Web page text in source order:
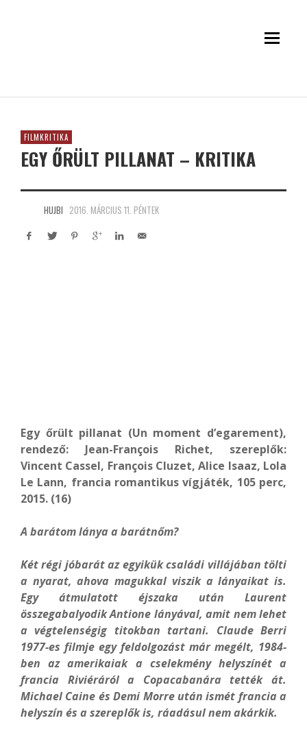
FILMKRITIKA
EGY ŐRÜLT PILLANAT – KRITIKA
HUJBI 2016. MÁRCIUS 11. PÉNTEK
Egy őrült pillanat (Un moment d’egarement),
rendező: Jean-François
Richet, szereplők:
Vincent Cassel, François Cluzet, Alice Isaaz, Lola
Le Lann, francia romantikus vígjáték, 105 perc,
2015. (16)
A barátom lánya a barátnőm?
Két régi jóbarát az egyikük családi villájában tölti
a nyarat, ahova magukkal viszik a lányaikat is.
Egy átmulatott éjszaka után Laurent
összegabalyodik Antione lányával, amit nem lehet
a végtelenségig titokban tartani. Claude Berri
1977-es filmje egy feldolgozást már megélt, 1984-
ben az amerikaiak a cselekmény helyszínét a
francia Riviéráról a Copacabanára tették át.
Michael Caine és Demi Morre után ismét francia a
helyszín és a szereplők is, ráadásul nem akárkik.